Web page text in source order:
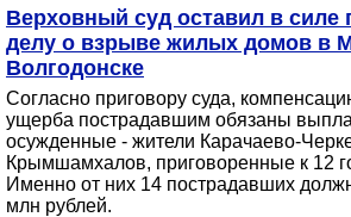
Верховный суд оставил в силе
делу о взрыве жилых домов в
Волгодонске
Согласно приговору суда,
ущерба пострадавшим обязаны
осужденные - жители Карачаево-
Крымшамхалов, приговоренные к 12
Именно от них 14 пострадавших
млн рублей.